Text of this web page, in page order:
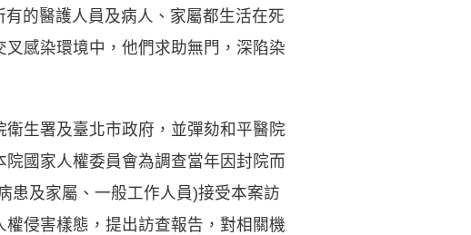
的醫護人員及病人、家屬都生活在死
感染環境中，他們求助無門，深陷染
生署及臺北市政府，並彈劾和平醫院
國家人權委員會為調查當年因封院而
患及家屬、一般工作人員)接受本案訪
侵害樣態，提出訪查報告，對相關機